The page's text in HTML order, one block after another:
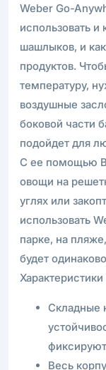
Weber Go-
использовать и
шашлыков, и
продуктов.
температуру,
воздушные
боковой части
подойдет для
С ее помощью
овощи на
углях или
использовать
парке, на
будет
Складные
Весь